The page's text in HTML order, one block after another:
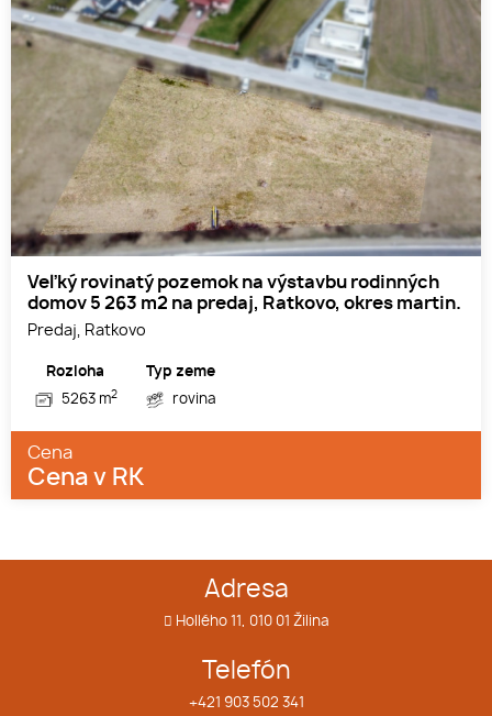
Veľký rovinatý pozemok na výstavbu rodinných
domov 5 263 m2 na predaj, Ratkovo, okres martin.
Predaj, Ratkovo
Rozloha
5263 m2
Typ zeme
rovina
Cena
Cena v RK
Adresa
Hollého 11, 010 01 Žilina
Telefón
+421 903 502 341